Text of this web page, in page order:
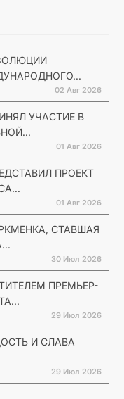
02 Авг 2026
УЧАСТИЕ В
01 Авг 2026
ПРОЕКТ
01 Авг 2026
СТАВШАЯ
30 Июл 2026
ПРЕМЬЕР-
29 Июл 2026
И СЛАВА
29 Июл 2026